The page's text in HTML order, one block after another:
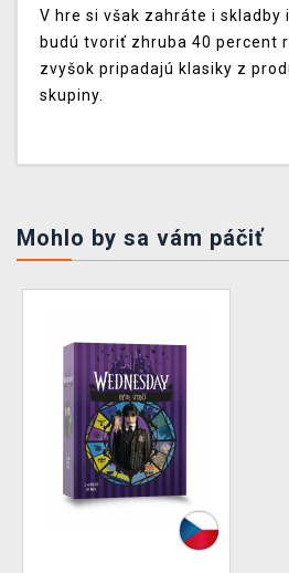
V hre si však zahráte i skladby
budú tvoriť zhruba 40 percent
zvyšok pripadajú klasiky z
skupiny.
Mohlo by sa vám páčiť